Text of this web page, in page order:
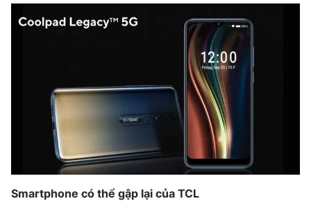
Smartphone có thể gập lại của TCL